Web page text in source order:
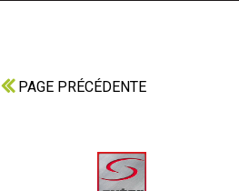
PAGE PRÉCÉDENTE